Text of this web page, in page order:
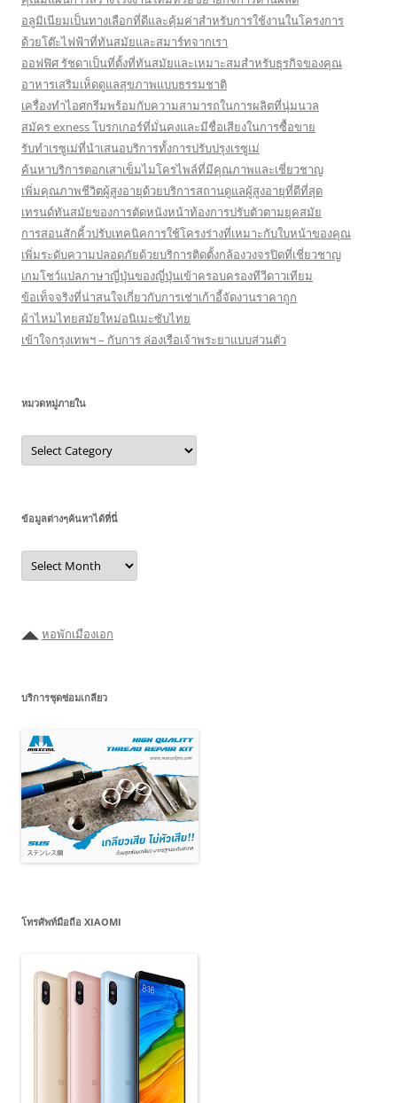
อลูมิเนียมเป็นทางเลือกที่ดีและคุ้มค่าสำหรับการใช้งานในโครงการ
ด้วยโต๊ะไฟฟ้าที่ทันสมัยและสมาร์ทจากเรา
ออฟฟิศ รัชดาเป็นที่ตั้งที่ทันสมัยและเหมาะสมสำหรับธุรกิจของคุณ
อาหารเสริมเห็ดดูแลสุขภาพแบบธรรมชาติ
เครื่องทำไอศกรีมพร้อมกับความสามารถในการผลิตที่นุ่มนวล
สมัคร exness โบรกเกอร์ที่มั่นคงและมีชื่อเสียงในการซื้อขาย
รับทำเรซูเม่ที่นำเสนอบริการทั้งการปรับปรุงเรซูเม่
ค้นหาบริการตอกเสาเข็มไมโครไพล์ที่มีคุณภาพและเชี่ยวชาญ
เพิ่มคุณภาพชีวิตผู้สูงอายุด้วยบริการสถานดูแลผู้สูงอายุที่ดีที่สุด
เทรนด์ทันสมัยของการตัดหนังหน้าท้องการปรับตัวตามยุคสมัย
การสอนสักคิ้วปรับเทคนิคการใช้โครงร่างที่เหมาะกับใบหน้าของคุณ
เพิ่มระดับความปลอดภัยด้วยบริการติดตั้งกล้องวงจรปิดที่เชี่ยวชาญ
เกมโชว์แปลภาษาญี่ปุ่นของญี่ปุ่นเข้าครอบครองทีวีดาวเทียม
ข้อเท็จจริงที่น่าสนใจเกี่ยวกับการเช่าเก้าอี้จัดงานราคาถูก
ผ้าไหมไทยสมัยใหม่อนิเมะซับไทย
เข้าใจกรุงเทพฯ – กับการ ล่องเรือเจ้าพระยาแบบส่วนตัว
หมวดหมู่ภายใน
หมวด
หมู่
ภายใน
ข้อมูลต่างๆค้นหาได้ที่นี่
ข้อมูล
ต่างๆ
ค้นหา
◢◣ หอพักเมืองเอก
บริการชุดซ่อมเกลียว
โทรศัพท์มือถือ XIAOMI